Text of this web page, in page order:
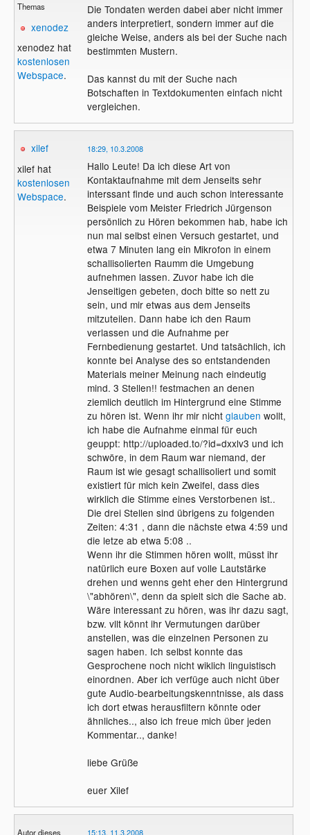
Themas
xenodez
xenodez hat
kostenlosen
Webspace.
Die Tondaten werden dabei aber nicht immer
anders interpretiert, sondern immer auf die
gleiche Weise, anders als bei der Suche nach
bestimmten Mustern.
Das kannst du mit der Suche nach
Botschaften in Textdokumenten einfach nicht
vergleichen.
xilef
xilef hat
kostenlosen
Webspace.
18:29, 10.3.2008
Hallo Leute! Da ich diese Art von
Kontaktaufnahme mit dem Jenseits sehr
interssant finde und auch schon interessante
Beispiele vom Meister Friedrich Jürgenson
persönlich zu Hören bekommen hab, habe ich
nun mal selbst einen Versuch gestartet, und
etwa 7 Minuten lang ein Mikrofon in einem
schallisolierten Raumm die Umgebung
aufnehmen lassen. Zuvor habe ich die
Jenseitigen gebeten, doch bitte so nett zu
sein, und mir etwas aus dem Jenseits
mitzuteilen. Dann habe ich den Raum
verlassen und die Aufnahme per
Fernbedienung gestartet. Und tatsächlich, ich
konnte bei Analyse des so entstandenden
Materials meiner Meinung nach eindeutig
mind. 3 Stellen!! festmachen an denen
ziemlich deutlich im Hintergrund eine Stimme
zu hören ist. Wenn ihr mir nicht glauben wollt,
ich habe die Aufnahme einmal für euch
geuppt: http://uploaded.to/?id=dxxlv3 und ich
schwöre, in dem Raum war niemand, der
Raum ist wie gesagt schallisoliert und somit
existiert für mich kein Zweifel, dass dies
wirklich die Stimme eines Verstorbenen ist..
Die drei Stellen sind übrigens zu folgenden
Zeiten: 4:31 , dann die nächste etwa 4:59 und
die letze ab etwa 5:08 ..
Wenn ihr die Stimmen hören wollt, müsst ihr
natürlich eure Boxen auf volle Lautstärke
drehen und wenns geht eher den Hintergrund
\"abhören\", denn da spielt sich die Sache ab.
Wäre interessant zu hören, was ihr dazu sagt,
bzw. vllt könnt ihr Vermutungen darüber
anstellen, was die einzelnen Personen zu
sagen haben. Ich selbst konnte das
Gesprochene noch nicht wiklich linguistisch
einordnen. Aber ich verfüge auch nicht über
gute Audio-bearbeitungskenntnisse, als dass
ich dort etwas herausfiltern könnte oder
ähnliches.., also ich freue mich über jeden
Kommentar.., danke!
liebe Grüße
euer Xilef
Autor dieses
15:13, 11.3.2008